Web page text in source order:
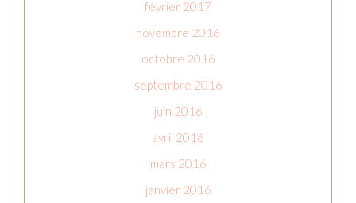
février 2017
novembre 2016
octobre 2016
septembre 2016
juin 2016
avril 2016
mars 2016
janvier 2016